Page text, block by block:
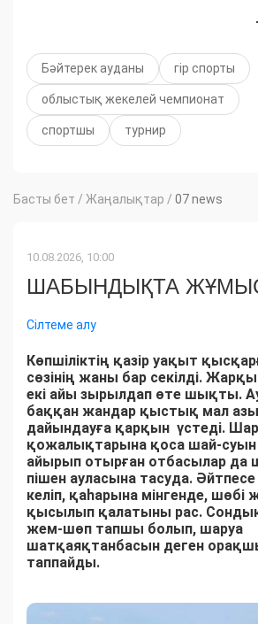
Бәйтерек ауданы гір спорты
облыстық жекелей чемпионат
спортшы турнир
Басты бет / Жаңалықтар / 07 news
10.08.2026, 10:00
ШАБЫНДЫҚТА
Сілтеме алу
Көпшіліктің қазір уақыт
сөзінің жаны бар секілді.
екі айы зырылдап өте шықты.
баққан жандар қыстық мал
дайындауға қарқын үстеді.
қожалықтарына қоса шай-
айырып отырған отбасылар да
пішен ауласына тасуда. Әйтпесе
келіп, қаһарына мінгенде,
қысылып қалатыны рас.
жем-шөп тапшы болып, шаруа
шатқаяқтанбасын деген
таппайды.